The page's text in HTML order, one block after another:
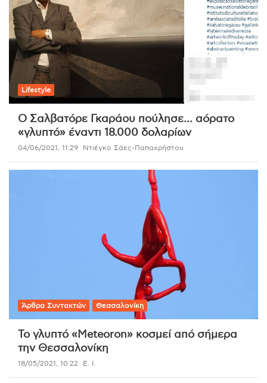
Lifestyle
Ο Σαλβατόρε Γκαράου πούλησε… αόρατο
«γλυπτό» έναντι 18.000 δολαρίων
04/06/2021, 11:29 Ντιέγκο Σάες-Παπαχρήστου
Άρθρα Συντακτών Θεσσαλονίκη
Το γλυπτό «Meteoron» κοσμεί από σήμερα
την Θεσσαλονίκη
18/05/2021, 10:22 E. Ι.